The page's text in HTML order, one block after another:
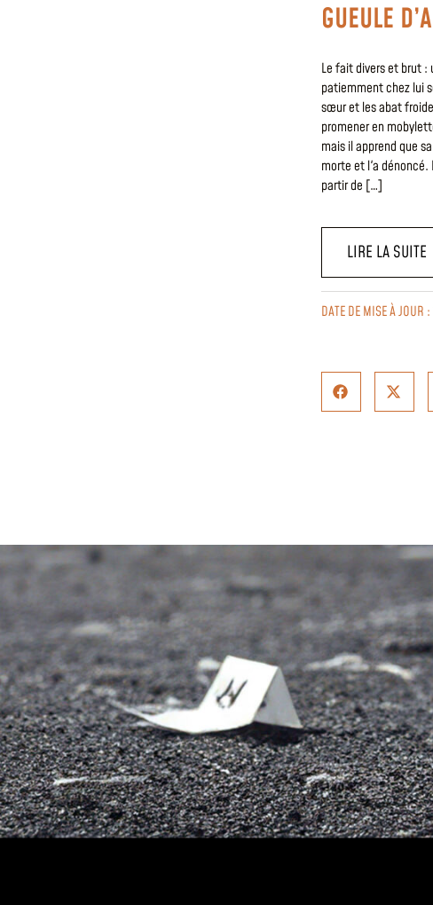
GUEULE
Le fait divers et brut
patiemment chez lui
sœur et les abat
promener en
mais il apprend que
morte et l'a dénoncé.
partir de […]
LIRE LA SUITE
DATE DE MISE À